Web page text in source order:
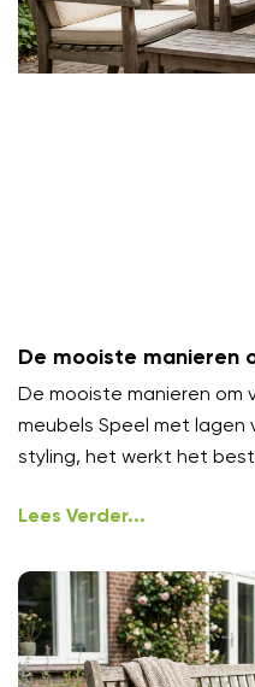
De mooiste manieren
combineren met
De mooiste manieren om
meubels Speel met lagen
styling, het werkt het
Lees Verder...